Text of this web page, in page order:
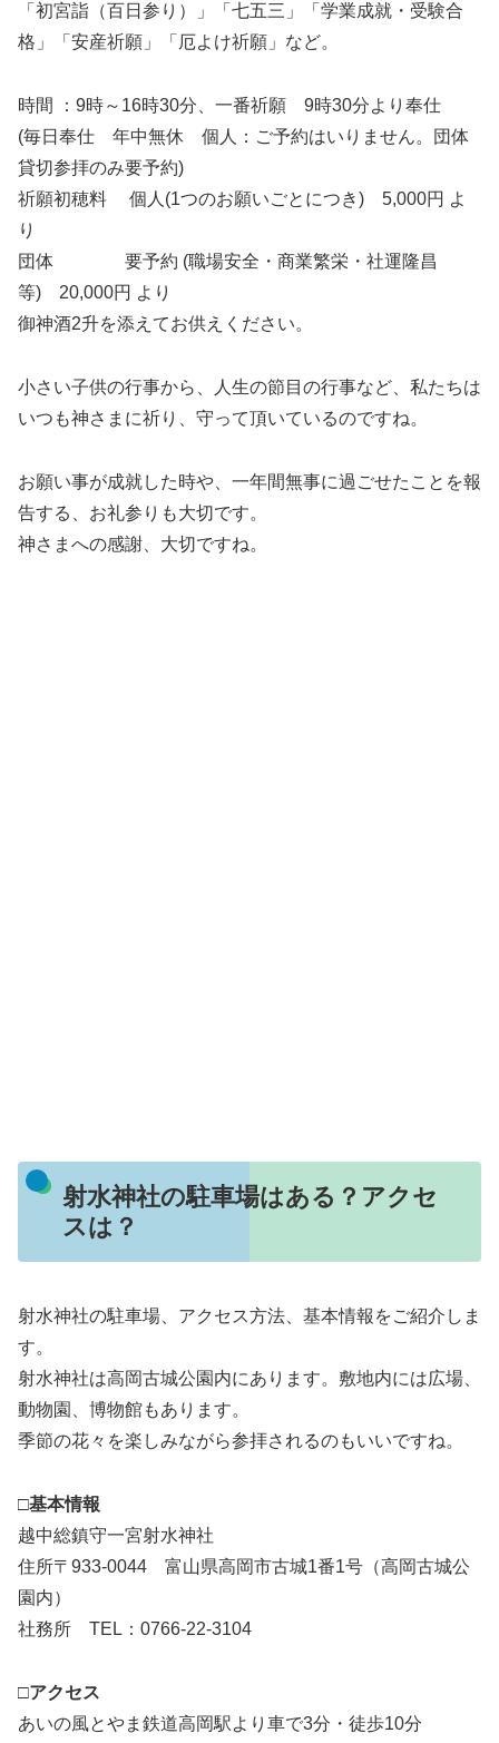
「初宮詣（百日参り）」「七五三」「学業成就・受験合
格」「安産祈願」「厄よけ祈願」など。
時間 ：9時～16時30分、一番祈願 9時30分より奉仕
(毎日奉仕 年中無休 個人：ご予約はいりません。団体
貸切参拝のみ要予約)
祈願初穂料 個人(1つのお願いごとにつき) 5,000円 よ
り
団体 要予約 (職場安全・商業繁栄・社運隆昌
等) 20,000円 より
御神酒2升を添えてお供えください。
小さい子供の行事から、人生の節目の行事など、私たちは
いつも神さまに祈り、守って頂いているのですね。
お願い事が成就した時や、一年間無事に過ごせたことを報
告する、お礼参りも大切です。
神さまへの感謝、大切ですね。
射水神社の駐車場はある？アクセ
スは？
射水神社の駐車場、アクセス方法、基本情報をご紹介しま
す。
射水神社は高岡古城公園内にあります。敷地内には広場、
動物園、博物館もあります。
季節の花々を楽しみながら参拝されるのもいいですね。
□基本情報
越中総鎮守一宮射水神社
住所〒933‐0044 富山県高岡市古城1番1号（高岡古城公
園内）
社務所 TEL：0766‐22‐3104
□アクセス
あいの風とやま鉄道高岡駅より車で3分・徒歩10分